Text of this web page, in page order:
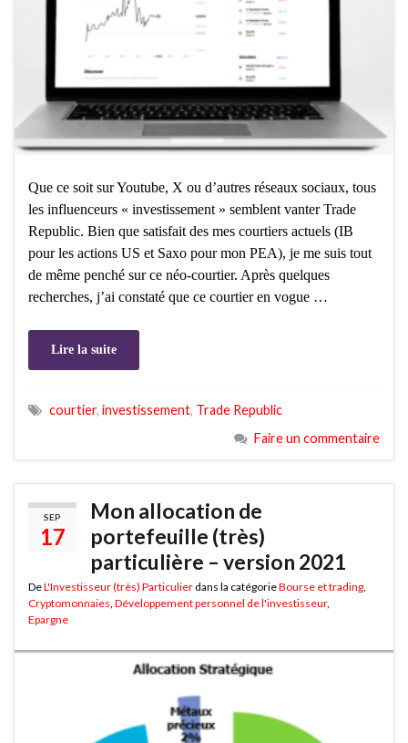
Que ce soit sur Youtube, X ou d’autres réseaux sociaux, tous
les influenceurs « investissement » semblent vanter Trade
Republic. Bien que satisfait des mes courtiers actuels (IB
pour les actions US et Saxo pour mon PEA), je me suis tout
de même penché sur ce néo-courtier. Après quelques
recherches, j’ai constaté que ce courtier en vogue …
Lire la suite
courtier, investissement, Trade Republic
Faire un commentaire
SEP
17
Mon allocation de
portefeuille (très)
particulière – version 2021
DeL'Investisseur (très) Particulier dans la catégorieBourse et trading,
Cryptomonnaies, Développement personnel de l'investisseur,
Epargne